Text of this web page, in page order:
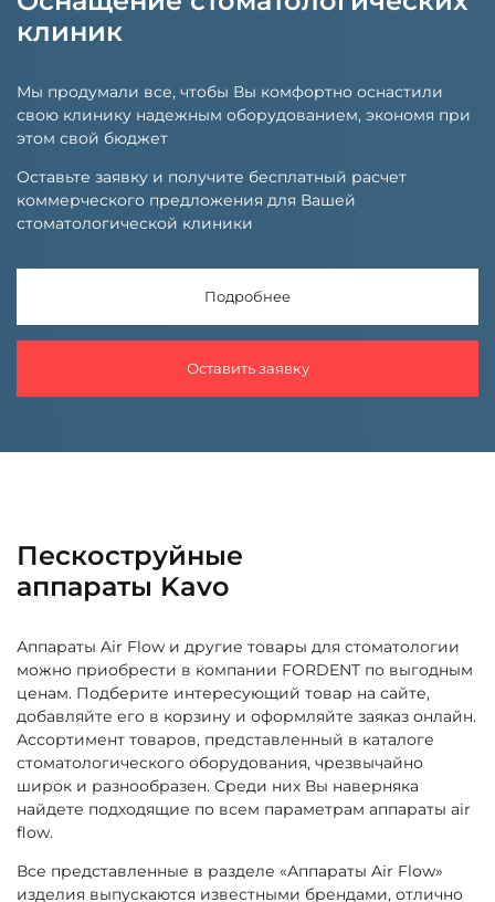
клиник
Мы продумали все, чтобы Вы комфортно оснастили
свою клинику надежным оборудованием, экономя при
этом свой бюджет
Оставьте заявку и получите бесплатный расчет
коммерческого предложения для Вашей
стоматологической клиники
Подробнее
Оставить заявку
Пескоструйные
аппараты Kavo
Аппараты Air Flow и другие товары для стоматологии
можно приобрести в компании FORDENT по выгодным
ценам. Подберите интересующий товар на сайте,
добавляйте его в корзину и оформляйте заяказ онлайн.
Ассортимент товаров, представленный в каталоге
стоматологического оборудования, чрезвычайно
широк и разнообразен. Среди них Вы наверняка
найдете подходящие по всем параметрам аппараты air
flow.
Все представленные в разделе «Аппараты Air Flow»
изделия выпускаются известными брендами, отлично